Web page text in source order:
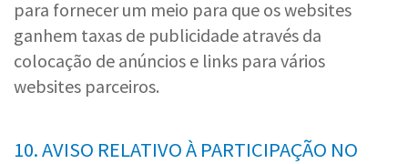
para fornecer um meio para que os websites
ganhem taxas de publicidade através da
colocação de anúncios e links para vários
websites parceiros.
10. AVISO RELATIVO À PARTICIPAÇÃO NO